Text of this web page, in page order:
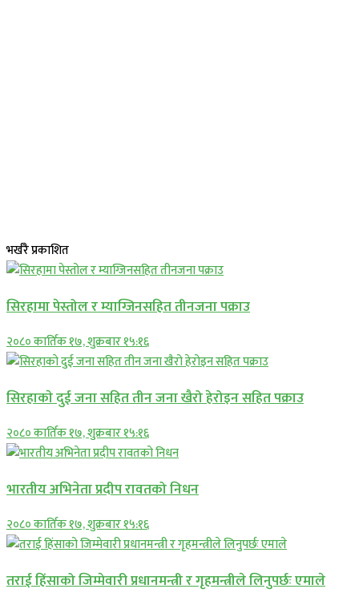
भर्खरै प्रकाशित
सिरहामा पेस्तोल र म्याग्जिनसहित तीनजना पक्राउ
२०८० कार्तिक १७, शुक्रबार १५:१६
सिरहाकाे दुई जना सहित तीन जना खैरो हेरोइन सहित पक्राउ
२०८० कार्तिक १७, शुक्रबार १५:१६
भारतीय अभिनेता प्रदीप रावतको निधन
२०८० कार्तिक १७, शुक्रबार १५:१६
तराई हिंसाको जिम्मेवारी प्रधानमन्त्री र गृहमन्त्रीले लिनुपर्छः एमाले